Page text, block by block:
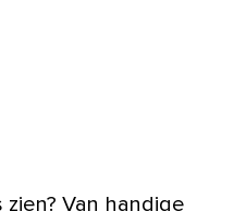
zien? Van handige